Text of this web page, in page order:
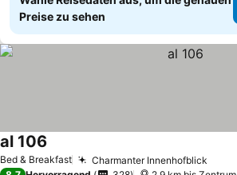
Preise zu sehen
Bed & Breakfast Charmanter Innenhofblick
al 106